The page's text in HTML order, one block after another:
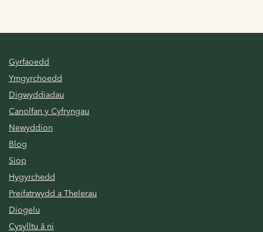
Gyrfaoedd
Ymgyrchoedd
Digwyddiadau
Canolfan y Cyfryngau
Newyddion
Blog
Siop
Hygyrchedd
Preifatrwydd a Thelerau
Diogelu
Cysylltu â ni